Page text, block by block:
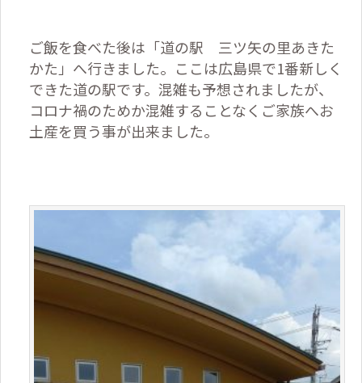
ご飯を食べた後は「道の駅 三ツ矢の里あきた
かた」へ行きました。ここは広島県で1番新しく
できた道の駅です。混雑も予想されましたが、
コロナ禍のためか混雑することなくご家族へお
土産を買う事が出来ました。